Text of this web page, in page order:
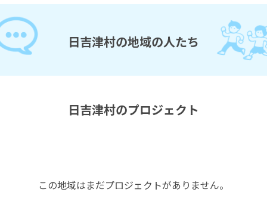
日吉津村の地域の人たち
日吉津村のプロジェクト
この地域はまだプロジェクトがありません。